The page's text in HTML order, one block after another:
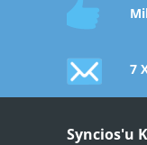
7
Syncios'u